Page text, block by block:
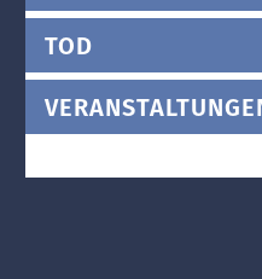
TOD